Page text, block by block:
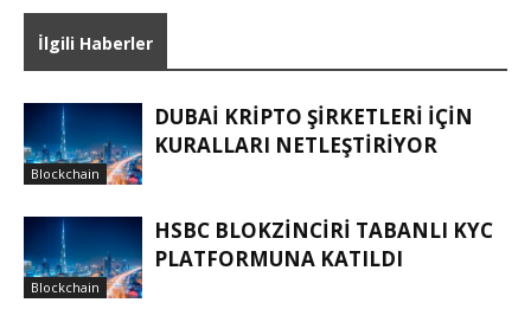
İlgili Haberler
Blockchain
DUBAI KRIPTO ŞIRKETLERI IÇIN
KURALLARI NETLEŞTIRIYOR
Blockchain
HSBC BLOKZINCIRI TABANLI KYC
PLATFORMUNA KATILDI